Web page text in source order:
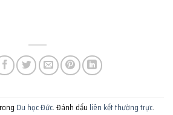
Du học Đức. Đánh dấu liên kết thường trực.